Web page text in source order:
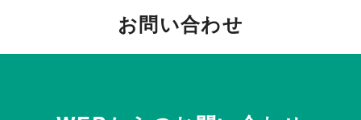
お問い合わせ